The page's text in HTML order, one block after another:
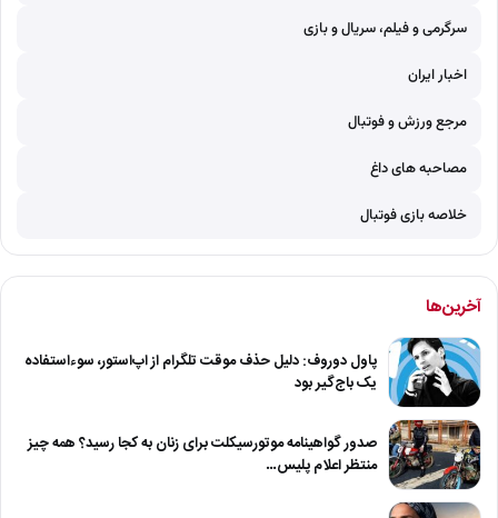
سرگرمی و فیلم، سریال و بازی
اخبار ایران
مرجع ورزش و فوتبال
مصاحبه های داغ
خلاصه بازی فوتبال
آخرین‌ها
پاول دوروف: دلیل حذف موقت تلگرام از اپ‌استور، سوءاستفاده
یک باج‌گیر بود
صدور گواهینامه موتورسیکلت برای زنان به کجا رسید؟ همه چیز
منتظر اعلام پلیس…